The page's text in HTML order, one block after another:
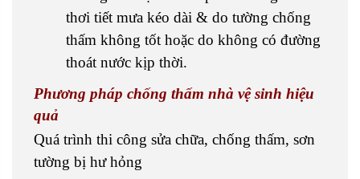
thơi tiết mưa kéo dài & do tường chống
thấm không tốt hoặc do không có đường
thoát nước kịp thời.
Phương pháp chống thấm nhà vệ sinh hiệu
quả
Quá trình thi công sửa chữa, chống thấm, sơn
tường bị hư hỏng